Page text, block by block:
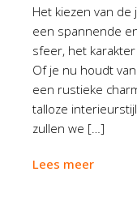
Het kiezen van
een spannende
sfeer, het
Of je nu houdt
een rustieke
talloze
zullen we […]
Lees meer